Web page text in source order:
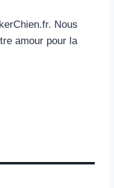
Nous
amour pour la